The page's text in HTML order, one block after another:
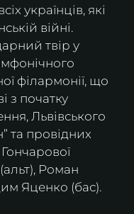
українців, які
війні.
твір у
філармонії, що
з початку
Львівського
та провідних
Роман
Яценко (бас).